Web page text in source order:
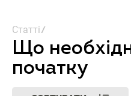
Статті
Що
початку